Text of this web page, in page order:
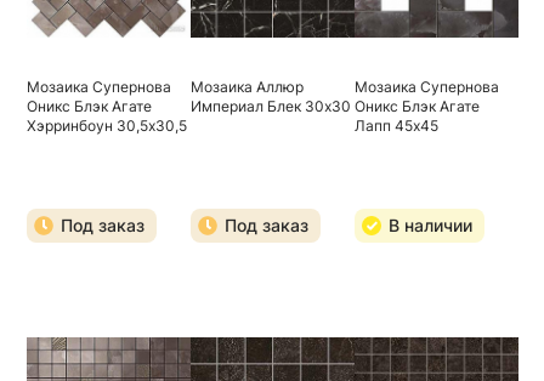
Мозаика Супернова
Оникс Блэк Агате
Хэрринбоун 30,5х30,5
Под заказ
Мозаика Аллюр
Империал Блек 30х30
Под заказ
Мозаика Супернова
Оникс Блэк Агате
Лапп 45х45
В наличии